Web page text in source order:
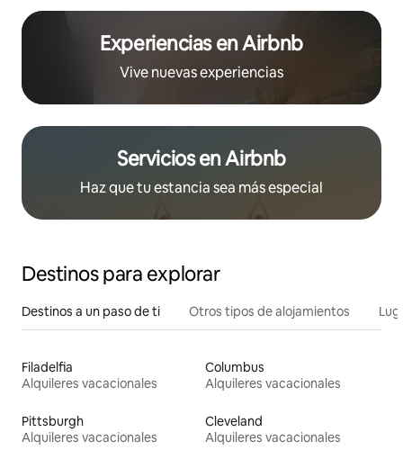
Experiencias en Airbnb
Vive nuevas experiencias
Servicios en Airbnb
Haz que tu estancia sea más especial
Destinos para explorar
Destinos a un paso de ti Otros tipos de alojamientos
Filadelfia
Alquileres vacacionales
Columbus
Alquileres vacacionales
Pittsburgh
Alquileres vacacionales
Cleveland
Alquileres vacacionales